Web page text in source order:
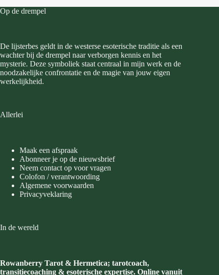
Op de drempel
De lijsterbes geldt in de westerse esoterische traditie als een
wachter bij de drempel naar verborgen kennis en het
mysterie. Deze symboliek staat centraal in mijn werk en de
noodzakelijke confrontatie en de magie van jouw eigen
werkelijkheid.
Allerlei
Maak een afspraak
Abonneer je op de nieuwsbrief
Neem contact op voor vragen
Colofon / verantwoording
Algemene voorwaarden
Privacyveklaring
In de wereld
Rowanberry Tarot & Hermetica; tarotcoach,
transitiecoaching & esoterische expertise. Online vanuit